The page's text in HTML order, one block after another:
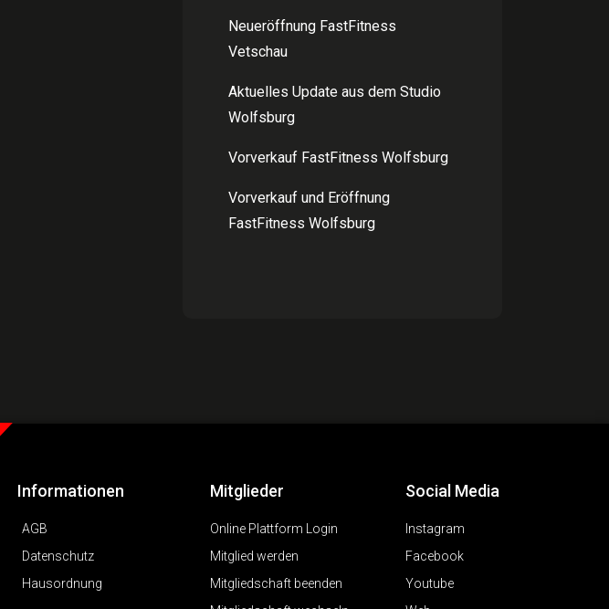
Neueröffnung FastFitness
Vetschau
Aktuelles Update aus dem Studio
Wolfsburg
Vorverkauf FastFitness Wolfsburg
Vorverkauf und Eröffnung
FastFitness Wolfsburg
Informationen
AGB
Datenschutz
Hausordnung
Mitglieder
Online Plattform Login
Mitglied werden
Mitgliedschaft beenden
Social Media
Instagram
Facebook
Youtube